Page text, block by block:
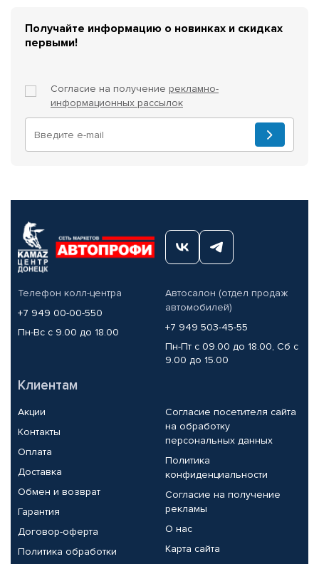
Получайте информацию о новинках и скидках
первыми!
Согласие на получение рекламно-
информационных рассылок
Телефон колл-центра
+7 949 00-00-550
Пн-Вс с 9.00 до 18.00
Автосалон (отдел продаж
автомобилей)
+7 949 503-45-55
Пн-Пт с 09.00 до 18.00, Сб с
9.00 до 15.00
Клиентам
Акции
Контакты
Оплата
Доставка
Обмен и возврат
Гарантия
Договор-оферта
Политика обработки
Согласие посетителя сайта
на обработку
персональных данных
Политика
конфиденциальности
Согласие на получение
рекламы
О нас
Карта сайта